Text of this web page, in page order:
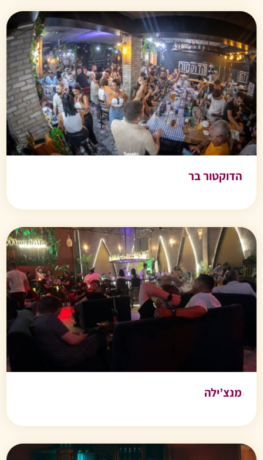
הדוקטור בר
מנצ’ילה